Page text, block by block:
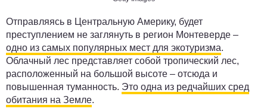
Отправляясь в Центральную Америку, будет
преступлением не заглянуть в регион Монтеверде –
одно из самых популярных мест для экотуризма.
Облачный лес представляет собой тропический лес,
расположенный на большой высоте – отсюда и
повышенная туманность. Это одна из редчайших сред
обитания на Земле.